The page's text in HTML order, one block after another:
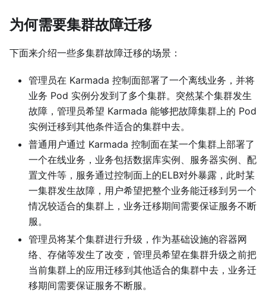
为何需要集群故障迁移
下面来介绍一些多集群故障迁移的场景：
管理员在 Karmada 控制面部署了一个离线业务，并将
业务 Pod 实例分发到了多个集群。突然某个集群发生
故障，管理员希望 Karmada 能够把故障集群上的 Pod
实例迁移到其他条件适合的集群中去。
普通用户通过 Karmada 控制面在某一个集群上部署了
一个在线业务，业务包括数据库实例、服务器实例、配
置文件等，服务通过控制面上的ELB对外暴露，此时某
一集群发生故障，用户希望把整个业务能迁移到另一个
情况较适合的集群上，业务迁移期间需要保证服务不断
服。
管理员将某个集群进行升级，作为基础设施的容器网
络、存储等发生了改变，管理员希望在集群升级之前把
当前集群上的应用迁移到其他适合的集群中去，业务迁
移期间需要保证服务不断服。